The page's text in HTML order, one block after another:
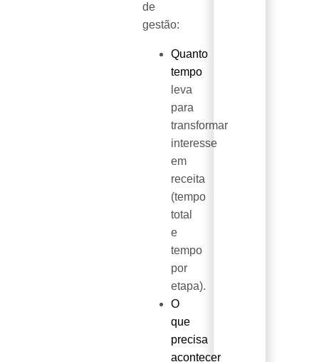
de
gestão:
Quanto
tempo
leva
para
transformar
interesse
em
receita
(tempo
total
e
tempo
por
etapa).
O
que
precisa
acontecer